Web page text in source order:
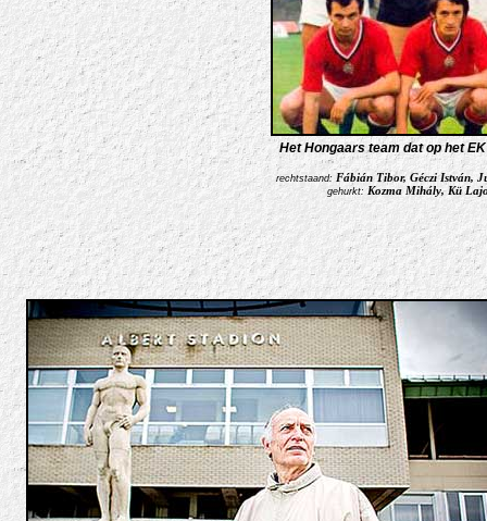
Het Hongaars team dat op het
rechtstaand: Fábián Tibor, Géczi István,
gehurkt: Kozma Mihály, Kü